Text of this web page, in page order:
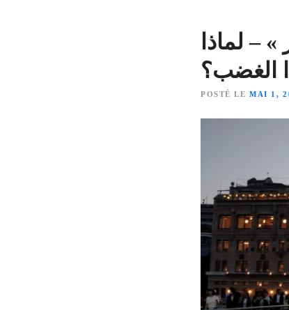
– لماذا
الغضب؟
POSTÉ LE MAI 1,